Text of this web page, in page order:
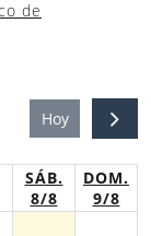
de
Hoy
SÁB.
8/8
DOM.
9/8